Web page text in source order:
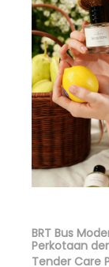
BRT Bus
Perkotaan
Tender Care